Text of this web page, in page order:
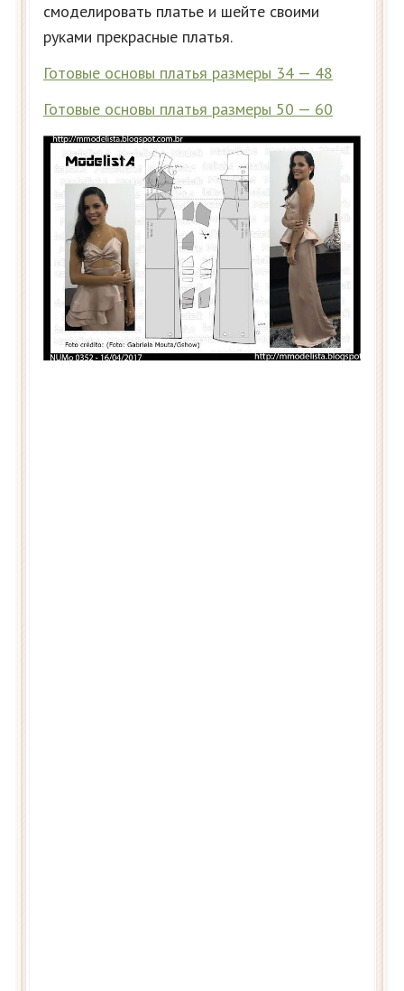
смоделировать платье и шейте своими
руками прекрасные платья.
Готовые основы платья размеры 34 — 48
Готовые основы платья размеры 50 — 60